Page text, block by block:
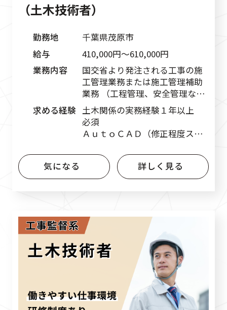
（土木技術者）
勤務地
千葉県茂原市
給与
410,000円〜610,000円
業務内容
国交省より発注される工事の施
工管理業務または施工管理補助
業務 （工程管理、安全管理な
ど）
求める経験 土木関係の実務経験１年以上
必須
ＡｕｔｏＣＡＤ（修正程度スキ
気になる
詳しく見る